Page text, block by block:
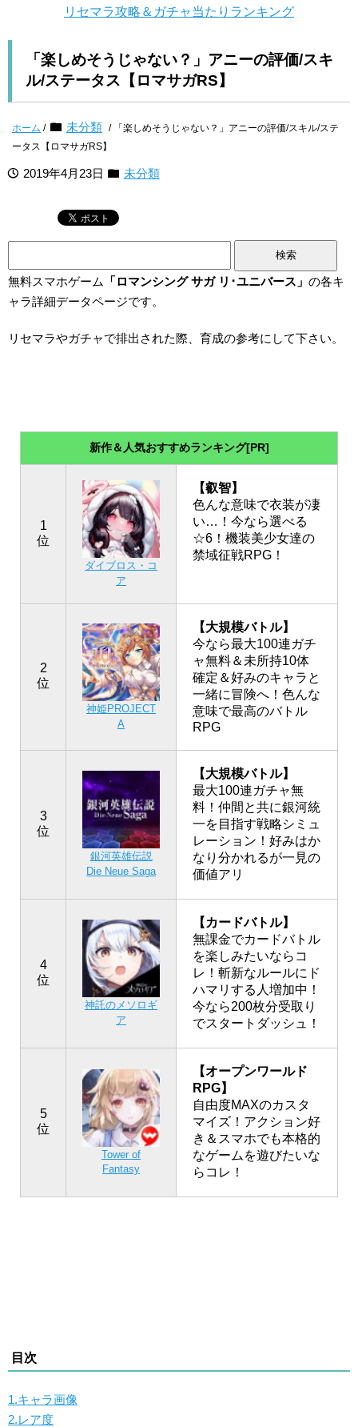
リセマラ攻略＆ガチャ当たりランキング
「楽しめそうじゃない？」アニーの評価/スキ
ル/ステータス【ロマサガRS】
ホーム / 未分類 / 「楽しめそうじゃない？」アニーの評価/スキル/ステ
ータス【ロマサガRS】
2019年4月23日 未分類
無料スマホゲーム
「ロマンシング サガ リ･ユニバース」 の各キ
ャラ詳細データページです。
リセマラやガチャで排出された際、育成の参考にして下さい。
新作＆人気おすすめランキング[PR]
1
位
ダイブロス・コ
ア
【叡智】
色んな意味で衣装が凄
い…！今なら選べる
☆6！機装美少女達の
禁域征戦RPG！
2
位
神姫PROJECT
A
【大規模バトル】
今なら最大100連ガチ
ャ無料＆未所持10体
確定＆好みのキャラと
一緒に冒険へ！色んな
意味で最高のバトル
RPG
3
位
銀河英雄伝説
Die Neue Saga
【大規模バトル】
最大100連ガチャ無
料！仲間と共に銀河統
一を目指す戦略シミュ
レーション！好みはか
なり分かれるが一見の
価値アリ
4
位
神託のメソロギ
ア
【カードバトル】
無課金でカードバトル
を楽しみたいならコ
レ！斬新なルールにド
ハマリする人増加中！
今なら200枚分受取り
でスタートダッシュ！
5
位
Tower of
Fantasy
【オープンワールド
RPG】
自由度MAXのカスタ
マイズ！アクション好
き＆スマホでも本格的
なゲームを遊びたいな
らコレ！
目次
1.キャラ画像
2.レア度